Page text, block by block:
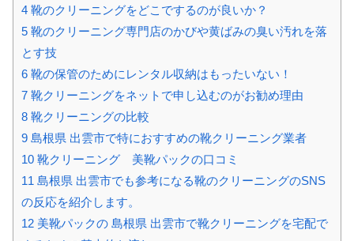
4 靴のクリーニングをどこでするのが良いか？
5 靴のクリーニング専門店のかびや黄ばみの臭い汚れを落
とす技
6 靴の保管のためにレンタル収納はもったいない！
7 靴クリーニングをネットで申し込むのがお勧め理由
8 靴クリーニングの比較
9 島根県 出雲市で特におすすめの靴クリーニング業者
10 靴クリーニング 美靴パックの口コミ
11 島根県 出雲市でも参考になる靴のクリーニングのSNS
の反応を紹介します。
12 美靴パックの 島根県 出雲市で靴クリーニングを宅配で